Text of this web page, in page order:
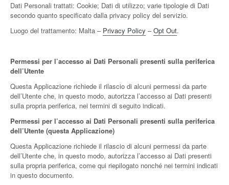
Dati Personali trattati: Cookie; Dati di utilizzo; varie tipologie di Dati
secondo quanto specificato dalla privacy policy del servizio.
Luogo del trattamento: Malta – Privacy Policy –Opt Out.
Permessi per l’accesso ai Dati Personali presenti sulla periferica
dell’Utente
Questa Applicazione richiede il rilascio di alcuni permessi da parte
dell’Utente che, in questo modo, autorizza l’accesso ai Dati presenti
sulla propria periferica, nei termini di seguito indicati.
Permessi per l’accesso ai Dati Personali presenti sulla periferica
dell’Utente (questa Applicazione)
Questa Applicazione richiede il rilascio di alcuni permessi da parte
dell’Utente che, in questo modo, autorizza l’accesso ai Dati presenti
sulla propria periferica, come qui riepilogato nonché nei termini indicati
in questo documento.